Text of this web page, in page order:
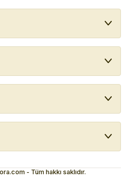
- Tüm hakkı saklıdır.